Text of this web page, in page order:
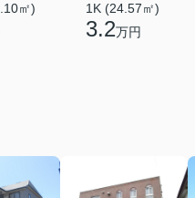
㎡)
1K (24.57㎡)
3.2万円